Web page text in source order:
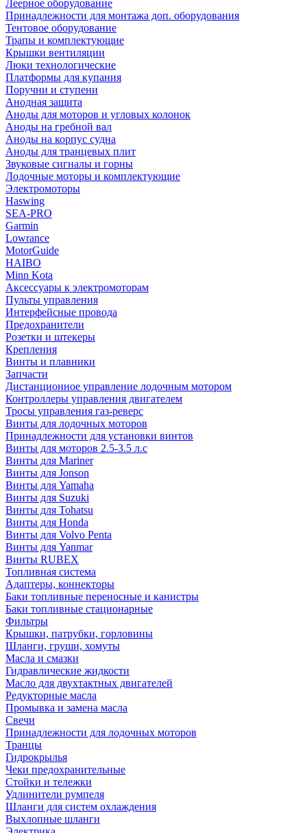
Леерное оборудование
Принадлежности для монтажа доп. оборудования
Тентовое оборудование
Трапы и комплектующие
Крышки вентиляции
Люки технологические
Платформы для купания
Поручни и ступени
Анодная защита
Аноды для моторов и угловых колонок
Аноды на гребной вал
Аноды на корпус судна
Аноды для транцевых плит
Звуковые сигналы и горны
Лодочные моторы и комплектующие
Электромоторы
Haswing
SEA-PRO
Garmin
Lowrance
MotorGuide
HAIBO
Minn Kota
Аксессуары к электромоторам
Пульты управления
Интерфейсные провода
Предохранители
Розетки и штекеры
Крепления
Винты и плавники
Запчасти
Дистанционное управление лодочным мотором
Контроллеры управления двигателем
Тросы управления газ-реверс
Винты для лодочных моторов
Принадлежности для установки винтов
Винты для моторов 2.5-3.5 л.с
Винты для Mariner
Винты для Jonson
Винты для Yamaha
Винты для Suzuki
Винты для Tohatsu
Винты для Honda
Винты для Volvo Penta
Винты для Yanmar
Винты RUBEX
Топливная система
Адаптеры, коннекторы
Баки топливные переносные и канистры
Баки топливные стационарные
Фильтры
Крышки, патрубки, горловины
Шланги, груши, хомуты
Масла и смазки
Гидравлические жидкости
Масло для двухтактных двигателей
Редукторные масла
Промывка и замена масла
Свечи
Принадлежности для лодочных моторов
Транцы
Гидрокрылья
Чеки предохранительные
Стойки и тележки
Удлинители румпеля
Шланги для систем охлаждения
Выхлопные шланги